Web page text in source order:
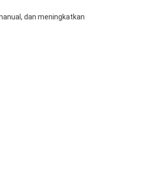
dan meningkatkan